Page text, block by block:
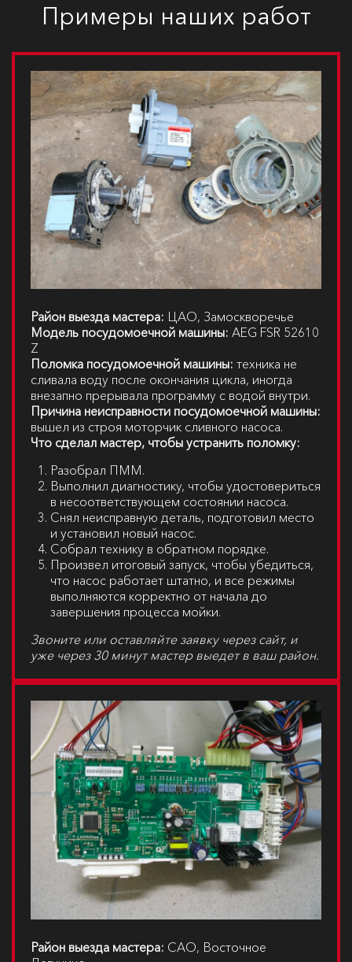
Примеры наших работ
Район выезда мастера: ЦАО, Замоскворечье
Модель посудомоечной машины: AEG FSR 52610
Z
Поломка посудомоечной машины: техника не
сливала воду после окончания цикла, иногда
внезапно прерывала программу с водой внутри.
Причина неисправности посудомоечной машины:
вышел из строя моторчик сливного насоса.
Что сделал мастер, чтобы устранить поломку:
Разобрал ПММ.
Выполнил диагностику, чтобы удостовериться
в несоответствующем состоянии насоса.
Снял неисправную деталь, подготовил место
и установил новый насос.
Собрал технику в обратном порядке.
Произвел итоговый запуск, чтобы убедиться,
что насос работает штатно, и все режимы
выполняются корректно от начала до
завершения процесса мойки.
Звоните или оставляйте заявку через сайт, и
уже через 30 минут мастер выедет в ваш район.
Район выезда мастера: САО, Восточное